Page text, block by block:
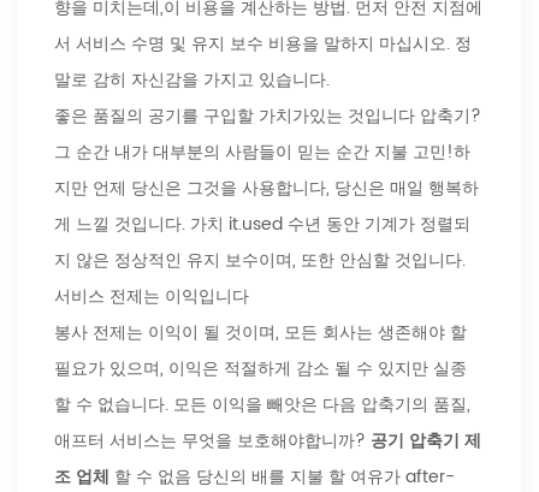
향을 미치는데,이 비용을 계산하는 방법. 먼저 안전 지점에
서 서비스 수명 및 유지 보수 비용을 말하지 마십시오. 정
말로 감히 자신감을 가지고 있습니다.
좋은 품질의 공기를 구입할 가치가있는 것입니다 압축기?
그 순간 내가 대부분의 사람들이 믿는 순간 지불 고민!하
지만 언제 당신은 그것을 사용합니다, 당신은 매일 행복하
게 느낄 것입니다. 가치 it.used 수년 동안 기계가 정렬되
지 않은 정상적인 유지 보수이며, 또한 안심할 것입니다.
서비스 전제는 이익입니다
봉사 전제는 이익이 될 것이며, 모든 회사는 생존해야 할
필요가 있으며, 이익은 적절하게 감소 될 수 있지만 실종
할 수 없습니다. 모든 이익을 빼앗은 다음 압축기의 품질,
애프터 서비스는 무엇을 보호해야합니까? 공기 압축기 제
조 업체 할 수 없음 당신의 배를 지불 할 여유가 after-